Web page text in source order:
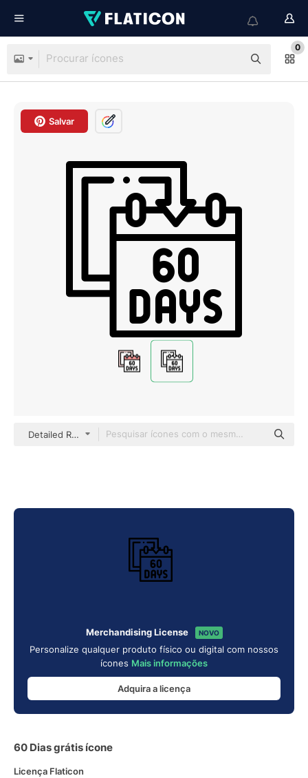
0
Salvar
Detailed Rounded Lineal
Merchandising License NOVO
Personalize qualquer produto físico ou digital com nossos
ícones Mais informações
Adquira a licença
60 Dias grátis ícone
Licença Flaticon